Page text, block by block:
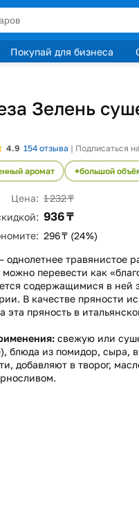
Покупай для бизнеса
Зелень
4.9 154 отзыва | Подписаться
аромат большой
Цена: 1 232 ₸
936 ₸
296 ₸ (24%)
однолетнее травянистое
можно перевести как
содержащимися в
В качестве пряности
эта пряность в
свежую или
блюда из помидор, сыра,
добавляют в творог,